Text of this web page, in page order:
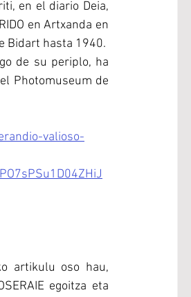
en el diario Deia,
en Artxanda en
Bidart hasta 1940.
de su periplo, ha
Photomuseum de
valioso-
artikulu oso hau,
egoitza eta